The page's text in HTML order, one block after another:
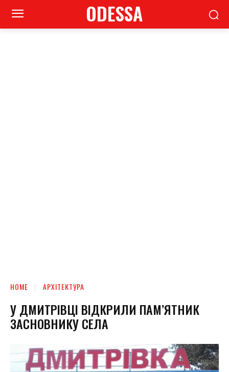
ODESSA
HOME АРХІТЕКТУРА
У ДМИТРІВЦІ ВІДКРИЛИ ПАМ’ЯТНИК
ЗАСНОВНИКУ СЕЛА